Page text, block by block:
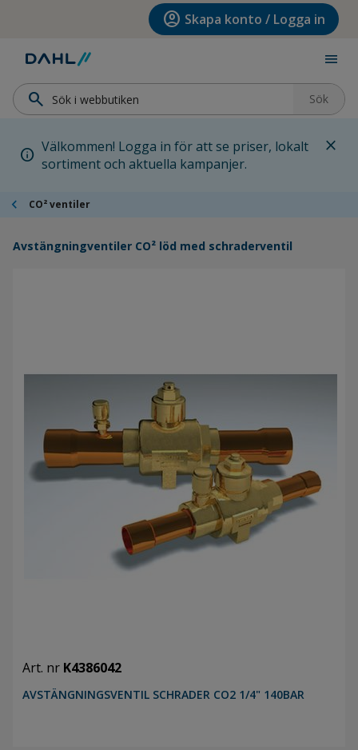
Hoppa till huvudinnehållet account_circle Skapa konto / Logga in
menu
search Sök
info Välkommen! Logga in för att se priser, lokalt
sortiment och aktuella kampanjer.
close
chevron_left CO² ventiler
Avstängningventiler CO² löd med schraderventil
Art. nr K4386042
AVSTÄNGNINGSVENTIL SCHRADER CO2 1/4" 140BAR